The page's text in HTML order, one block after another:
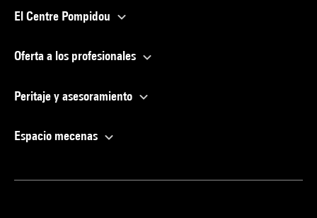
El Centre Pompidou
Oferta a los profesionales
Peritaje y asesoramiento
Espacio mecenas